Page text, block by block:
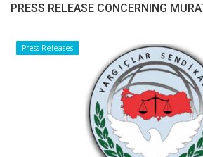
PRESS RELEASE CONCERNING
Press Releases